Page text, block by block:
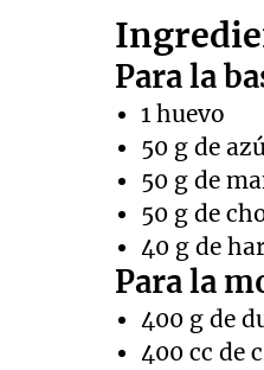
Para la
1 huevo
50 g de
50 g de
50 g de
40 g de
Para la
400 g de
400 cc de